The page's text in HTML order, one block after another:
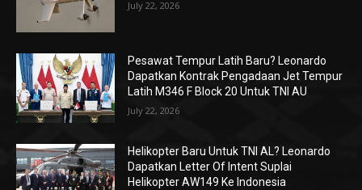
July 22, 2026
Pesawat Tempur Latih Baru? Leonardo
Dapatkan Kontrak Pengadaan Jet Tempur
Latih M346 F Block 20 Untuk TNI AU
July 22, 2026
Helikopter Baru Untuk TNI AL? Leonardo
Dapatkan Letter Of Intent Suplai
Helikopter AW149 Ke Indonesia